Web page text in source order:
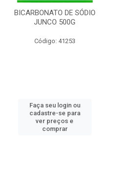
BICARBONATO DE SÓDIO
JUNCO 500G
Código: 41253
Faça seu login ou
cadastre-se para
ver preços e
comprar